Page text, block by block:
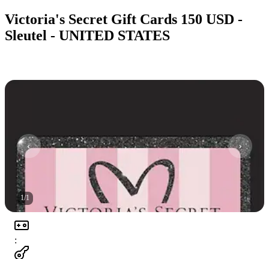
Victoria's Secret Gift Cards 150 USD -
Sleutel - UNITED STATES
1/1
: